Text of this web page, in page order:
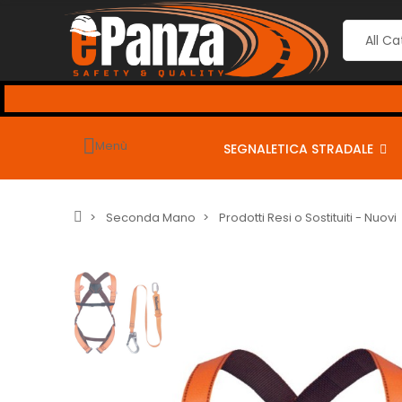
Menù SEGNALETICA STRADALE
Seconda Mano Prodotti Resi o Sostituiti - Nuovi